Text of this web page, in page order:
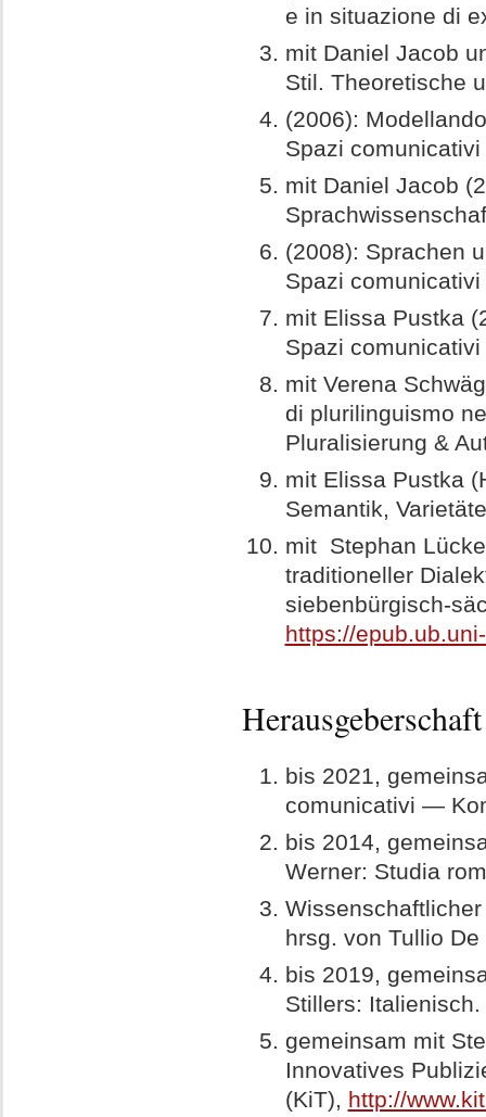
e in situazione di
mit Daniel Jacob
Stil. Theoretische
(2006):
Spazi
mit Daniel Jacob
(2008): Sprachen
Spazi
mit Elissa Pustka
Spazi
mit Verena
di plurilinguismo
Pluralisierung &
mit Elissa Pustka
Semantik,
mit Stephan
traditioneller
siebenbürgisch-
https://
bis 2021,
comunicativi —
bis 2014,
Werner: Studia
hrsg. von Tullio
bis 2019,
Stillers:
gemeinsam mit
Innovatives
(KiT), http://